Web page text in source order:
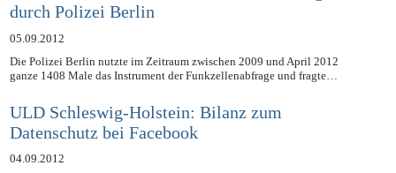
Kritik an millionenfacher Funkzellenabfrage
durch Polizei Berlin
05.09.2012
Die Polizei Berlin nutzte im Zeitraum zwischen 2009 und April 2012
ULD Schleswig-Holstein: Bilanz zum
Datenschutz bei Facebook